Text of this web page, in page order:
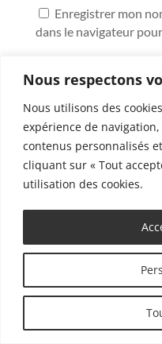
Nous respectons
Nous utilisons des
expérience de
contenus personnalisés
cliquant sur « Tout
utilisation des cookies.
Enregistrer mon
dans le navigateur
La
CRW
par